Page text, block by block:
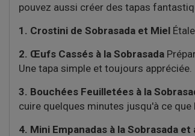
pouvez aussi créer des tapas
1. Crostini de Sobrasada et Miel
2. Œufs Cassés à la Sobrasada
Une tapa simple et toujours appréciée.
3. Bouchées Feuilletées à la
cuire quelques minutes jusqu'à ce
4. Mini Empanadas à la Sobrasada et